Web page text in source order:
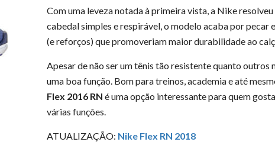
Com uma leveza notada à primeira vista, a Nike
cabedal simples e respirável, o modelo acaba por pecar
(e reforços) que promoveriam maior durabilidade ao
Apesar de não ser um tênis tão resistente quanto outros
uma boa função. Bom para treinos, academia e até
Flex 2016 RN é uma opção interessante para quem
várias funções.
ATUALIZAÇÃO: Nike Flex RN 2018